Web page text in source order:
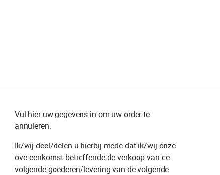
Vul hier uw gegevens in om uw order te
annuleren.
Ik/wij deel/delen u hierbij mede dat ik/wij onze
overeenkomst betreffende de verkoop van de
volgende goederen/levering van de volgende